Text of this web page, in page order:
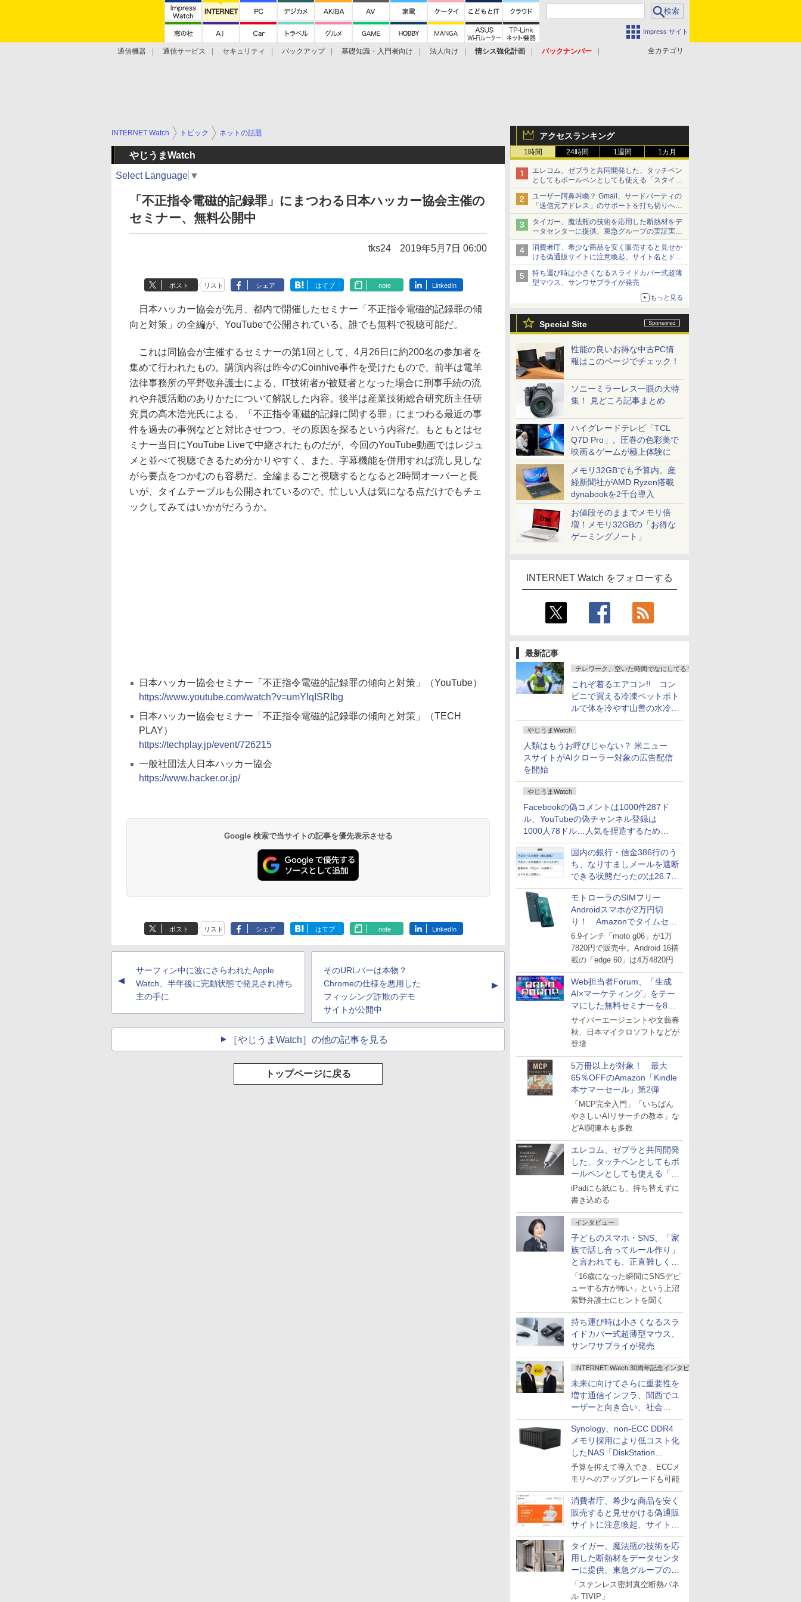
Impress サイト
全カテゴリ
通信機器 通信サービス セキュリティ バックアップ 基礎知識・入門者向け 法人向け 情シス強化計画
バックナンバー
アクセスランキング
1時間 24時間 1週間 1カ月
エレコム、ゼブラと共同開発した、タッチペン
としてもボールペンとしても使える「スタイラ
スツーウェイ」発売 iPadにも紙にも、持ち替
えずに書き込める
ユーザー阿鼻叫喚？ Gmail、サードパーティの
「送信元アドレス」のサポートを打ち切りへ
【やじうまWatch】
タイガー、魔法瓶の技術を応用した断熱材をデ
ータセンターに提供、東急グループの実証実験
で 「ステンレス密封真空断熱パネル TIVIP」
消費者庁、希少な商品を安く販売すると見せか
ける偽通販サイトに注意喚起、サイト名とドメ
イン名を公表
持ち運び時は小さくなるスライドカバー式超薄
型マウス、サンワサプライが発売
もっと見る
Special Site
性能の良いお得な中古PC情
報はこのページでチェック！
ソニーミラーレス一眼の大特
集！ 見どころ記事まとめ
ハイグレードテレビ「TCL
Q7D Pro」。圧巻の色彩美で
映画＆ゲームが極上体験に
メモリ32GBでも予算内。産
経新聞社がAMD Ryzen搭載
dynabookを2千台導入
お値段そのままでメモリ倍
増！メモリ32GBの「お得な
ゲーミングノート」
INTERNET Watch をフォローする
最新記事
テレワーク、空いた時間でなにしてる？
これぞ着るエアコン!! コン
ビニで買える冷凍ペットボト
ルで体を冷やす山善の水冷ベ
ストがロードバイクにちょう
どいい【ぼっち・ざ・ろー
ど！その14】
やじうまWatch
人類はもうお呼びじゃない？ 米ニュー
スサイトがAIクローラー対象の広告配信
を開始
やじうまWatch
Facebookの偽コメントは1000件287ド
ル、YouTubeの偽チャンネル登録は
1000人78ドル…人気を捏造するための
価格リストが公開中
国内の銀行・信金386行のう
ち、なりすましメールを遮断
できる状態だったのは26.7％
にとどまる～GMOブランド
セキュリティ調査
モトローラのSIMフリー
Androidスマホが2万円切
り！ Amazonでタイムセー
ル
6.9インチ「moto g06」が1万
7820円で販売中。Android 16搭
載の「edge 60」は4万4820円
Web担当者Forum、「生成
AI×マーケティング」をテー
マにした無料セミナーを8月
27日にオンライン開催
サイバーエージェントや文藝春
秋、日本マイクロソフトなどが
登壇
5万冊以上が対象！ 最大
65％OFFのAmazon「Kindle
本サマーセール」第2弾
「MCP完全入門」「いちばん
やさしいAIリサーチの教本」な
どAI関連本も多数
エレコム、ゼブラと共同開発
した、タッチペンとしてもボ
ールペンとしても使える「ス
タイラスツーウェイ」発売
iPadにも紙にも、持ち替えずに
書き込める
インタビュー
子どものスマホ・SNS、「家
族で話し合ってルール作り」
と言われても、正直難しくな
いですか？
「16歳になった瞬間にSNSデビ
ューする方が怖い」という上沼
紫野弁護士にヒントを聞く
持ち運び時は小さくなるスラ
イドカバー式超薄型マウス、
サンワサプライが発売
INTERNET Watch 30周年記念インタビュー
未来に向けてさらに重要性を
増す通信インフラ、関西でユ
ーザーと向き合い、社会
の“あたらしい”を起動し続け
る～オプテージ
Synology、non-ECC DDR4
メモリ採用により低コスト化
したNAS「DiskStation
neo+」シリーズ
予算を抑えて導入でき、ECCメ
モリへのアップグレードも可能
消費者庁、希少な商品を安く
販売すると見せかける偽通販
サイトに注意喚起、サイト名
とドメイン名を公表
タイガー、魔法瓶の技術を応
用した断熱材をデータセンタ
ーに提供、東急グループの実
証実験で
「ステンレス密封真空断熱パネ
ル TIVIP」
INTERNET Watch トピック ネットの話題
やじうまWatch
Select Language ▼
「不正指令電磁的記録罪」にまつわる日本ハッカー協会主催の
セミナー、無料公開中
tks24 2019年5月7日 06:00
ポスト リスト シェア はてブ note LinkedIn
日本ハッカー協会が先月、都内で開催したセミナー「不正指令電磁的記録罪の傾
向と対策」の全編が、YouTubeで公開されている。誰でも無料で視聴可能だ。
これは同協会が主催するセミナーの第1回として、4月26日に約200名の参加者を
集めて行われたもの。講演内容は昨今のCoinhive事件を受けたもので、前半は電羊
法律事務所の平野敬弁護士による、IT技術者が被疑者となった場合に刑事手続の流
れや弁護活動のありかたについて解説した内容。後半は産業技術総合研究所主任研
究員の高木浩光氏による、「不正指令電磁的記録に関する罪」にまつわる最近の事
件を過去の事例などと対比させつつ、その原因を探るという内容だ。もともとはセ
ミナー当日にYouTube Liveで中継されたものだが、今回のYouTube動画ではレジュ
メと並べて視聴できるため分かりやすく、また、字幕機能を併用すれば流し見しな
がら要点をつかむのも容易だ。全編まるごと視聴するとなると2時間オーバーと長
いが、タイムテーブルも公開されているので、忙しい人は気になる点だけでもチェ
ックしてみてはいかがだろうか。
日本ハッカー協会セミナー「不正指令電磁的記録罪の傾向と対策」（YouTube）
https://www.youtube.com/watch?v=umYIqISRIbg
日本ハッカー協会セミナー「不正指令電磁的記録罪の傾向と対策」（TECH
PLAY）
https://techplay.jp/event/726215
一般社団法人日本ハッカー協会
https://www.hacker.or.jp/
Google 検索で当サイトの記事を優先表示させる
ポスト リスト シェア はてブ note LinkedIn
▲
サーフィン中に波にさらわれたApple
Watch、半年後に完動状態で発見され持ち
主の手に
そのURLバーは本物？
Chromeの仕様を悪用した
フィッシング詐欺のデモ
サイトが公開中
▲
［やじうまWatch］の他の記事を見る
トップページに戻る